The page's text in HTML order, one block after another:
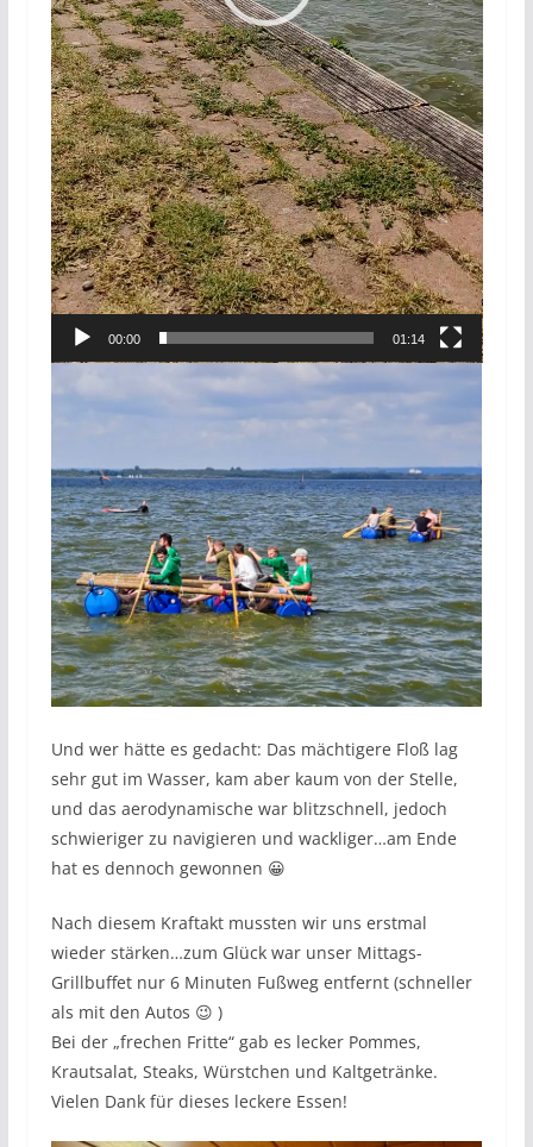
00:00 01:14
Und wer hätte es gedacht: Das mächtigere Floß lag
sehr gut im Wasser, kam aber kaum von der Stelle,
und das aerodynamische war blitzschnell, jedoch
schwieriger zu navigieren und wackliger…am Ende
hat es dennoch gewonnen 😀
Nach diesem Kraftakt mussten wir uns erstmal
wieder stärken…zum Glück war unser Mittags-
Grillbuffet nur 6 Minuten Fußweg entfernt (schneller
als mit den Autos 😉 )
Bei der „frechen Fritte“ gab es lecker Pommes,
Krautsalat, Steaks, Würstchen und Kaltgetränke.
Vielen Dank für dieses leckere Essen!